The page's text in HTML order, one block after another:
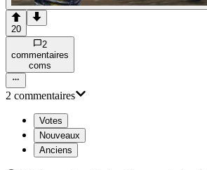
20
2
commentaires
coms
2 commentaires
Votes
Nouveaux
Anciens